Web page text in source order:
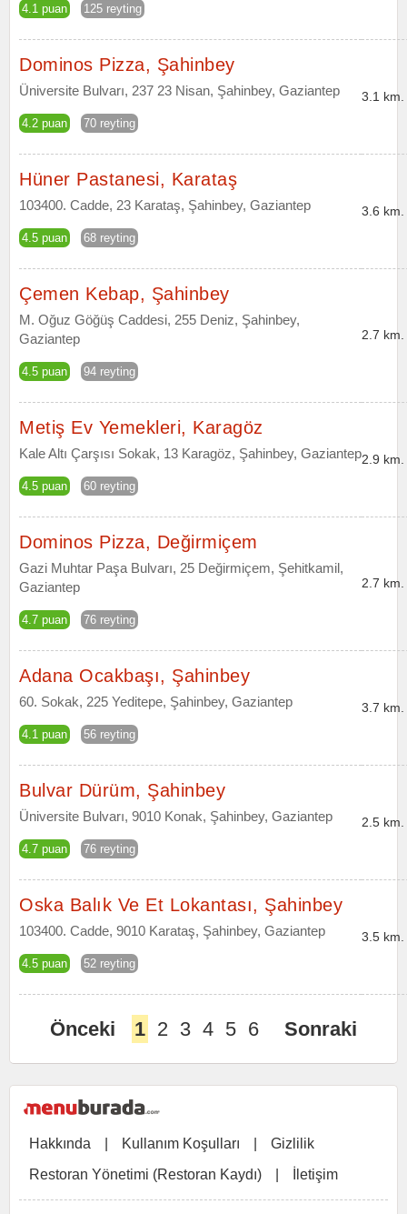
4.1 puan 125 reyting
Dominos Pizza, Şahinbey
Üniversite Bulvarı, 237 23 Nisan, Şahinbey, Gaziantep
4.2 puan 70 reyting
3.1 km.
Hüner Pastanesi, Karataş
103400. Cadde, 23 Karataş, Şahinbey, Gaziantep
4.5 puan 68 reyting
3.6 km.
Çemen Kebap, Şahinbey
M. Oğuz Göğüş Caddesi, 255 Deniz, Şahinbey,
Gaziantep
4.5 puan 94 reyting
2.7 km.
Metiş Ev Yemekleri, Karagöz
Kale Altı Çarşısı Sokak, 13 Karagöz, Şahinbey, Gaziantep
4.5 puan 60 reyting
2.9 km.
Dominos Pizza, Değirmiçem
Gazi Muhtar Paşa Bulvarı, 25 Değirmiçem, Şehitkamil,
Gaziantep
4.7 puan 76 reyting
2.7 km.
Adana Ocakbaşı, Şahinbey
60. Sokak, 225 Yeditepe, Şahinbey, Gaziantep
4.1 puan 56 reyting
3.7 km.
Bulvar Dürüm, Şahinbey
Üniversite Bulvarı, 9010 Konak, Şahinbey, Gaziantep
4.7 puan 76 reyting
2.5 km.
Oska Balık Ve Et Lokantası, Şahinbey
103400. Cadde, 9010 Karataş, Şahinbey, Gaziantep
4.5 puan 52 reyting
3.5 km.
Önceki 1 2 3 4 5 6 Sonraki
Hakkında Kullanım Koşulları
Gizlilik
Restoran Yönetimi (Restoran Kaydı)
İletişim